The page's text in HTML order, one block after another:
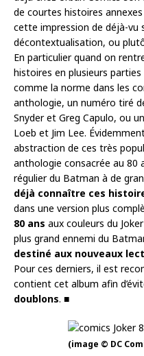
de courtes histoires
cette impression de déjà-vu
décontextualisation, ou
En particulier quand on
histoires en plusieurs
comme la norme dans les
anthologie, un numéro tiré
Snyder et Greg Capulo, ou
Loeb et Jim Lee.
abstraction de ces très
anthologie consacrée au 80
régulier du Batman à de
déjà connaître ces
dans une version plus
80 ans aux couleurs du
plus grand ennemi du
destiné aux nouveaux
Pour ces derniers, il est
contient cet album afin
doublons. ■
(image © DC